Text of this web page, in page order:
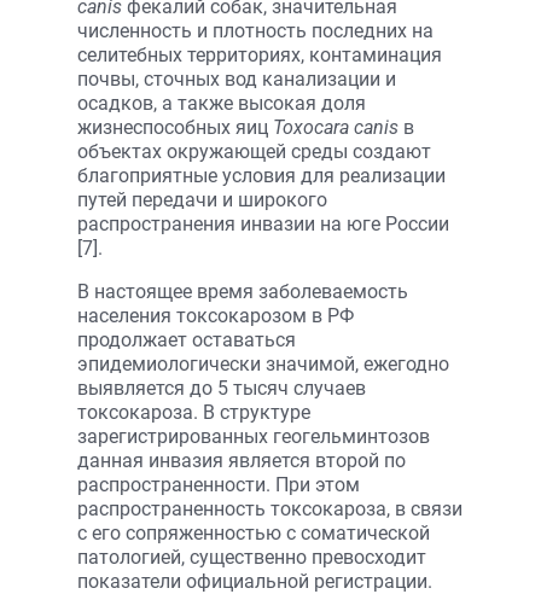
canis фекалий собак, значительная
численность и плотность последних на
селитебных территориях, контаминация
почвы, сточных вод канализации и
осадков, а также высокая доля
жизнеспособных яиц Toxocara canis в
объектах окружающей среды создают
благоприятные условия для реализации
путей передачи и широкого
распространения инвазии на юге России
[7].
В настоящее время заболеваемость
населения токсокарозом в РФ
продолжает оставаться
эпидемиологически значимой, ежегодно
выявляется до 5 тысяч случаев
токсокароза. В структуре
зарегистрированных геогельминтозов
данная инвазия является второй по
распространенности. При этом
распространенность токсокароза, в связи
с его сопряженностью с соматической
патологией, существенно превосходит
показатели официальной регистрации.